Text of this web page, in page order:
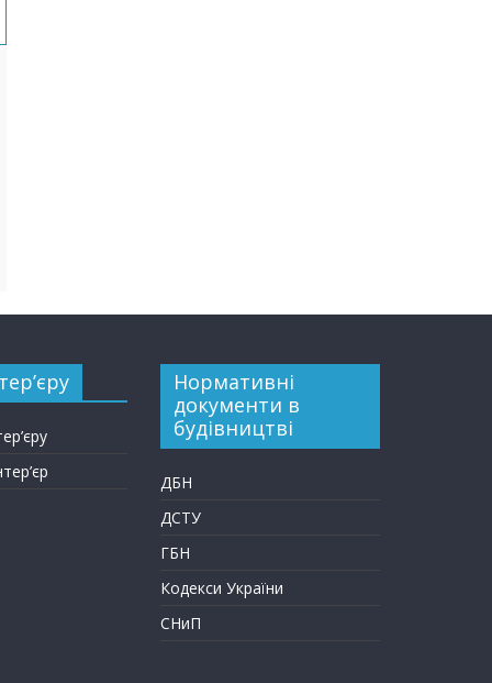
Нормативні
документи в
будівництві
ДБН
ДСТУ
ГБН
Кодекси України
СНиП